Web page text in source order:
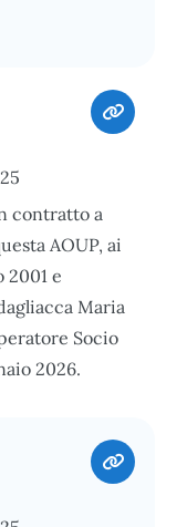
contratto a
AOUP, ai
2001 e
Maria
Socio
2026.